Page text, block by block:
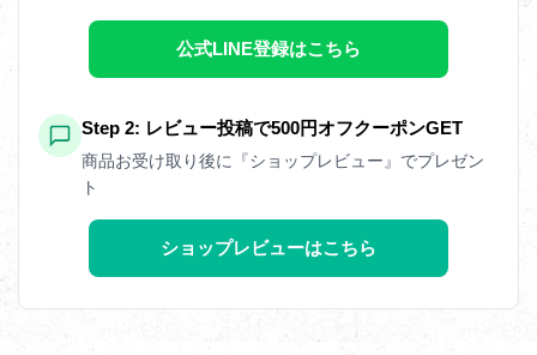
公式LINE登録はこちら
Step 2: レビュー投稿で500円オフクーポンGET
商品お受け取り後に『ショップレビュー』でプレゼン
ト
ショップレビューはこちら